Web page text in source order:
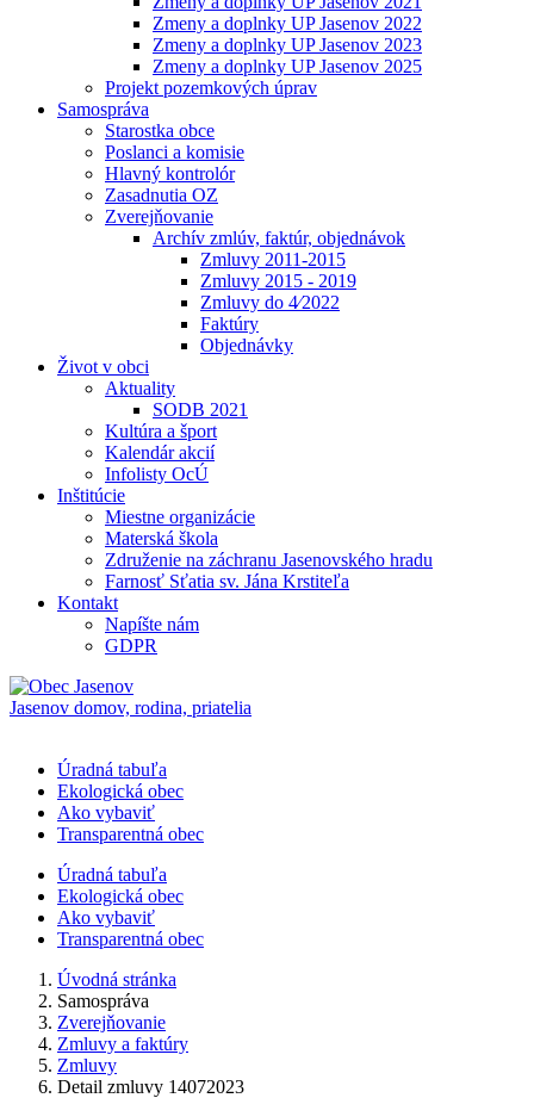
Zmeny a doplnky UP Jasenov 2022
Zmeny a doplnky UP Jasenov 2023
Zmeny a doplnky UP Jasenov 2025
Projekt pozemkových úprav
Samospráva
Starostka obce
Poslanci a komisie
Hlavný kontrolór
Zasadnutia OZ
Zverejňovanie
Archív zmlúv, faktúr, objednávok
Zmluvy 2011-2015
Zmluvy 2015 - 2019
Zmluvy do 4⁄2022
Faktúry
Objednávky
Život v obci
Aktuality
SODB 2021
Kultúra a šport
Kalendár akcií
Infolisty OcÚ
Inštitúcie
Miestne organizácie
Materská škola
Združenie na záchranu Jasenovského hradu
Farnosť Sťatia sv. Jána Krstiteľa
Kontakt
Napíšte nám
GDPR
Jasenov domov, rodina, priatelia
Úradná tabuľa
Ekologická obec
Ako vybaviť
Transparentná obec
Úradná tabuľa
Ekologická obec
Ako vybaviť
Transparentná obec
Úvodná stránka
Samospráva
Zverejňovanie
Zmluvy a faktúry
Zmluvy
Detail zmluvy 14072023